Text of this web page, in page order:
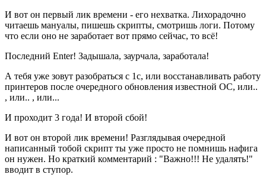
И вот он первый лик времени - его нехватка. Лихорадочно
читаешь мануалы, пишешь скрипты, смотришь логи. Потому
что если оно не заработает вот прямо сейчас, то всё!
Последний Enter! Задышала, заурчала, заработала!
А тебя уже зовут разобраться с 1с, или восстанавливать работу
принтеров после очередного обновления известной ОС, или..
, или.. , или...
И проходит 3 года! И второй сбой!
И вот он второй лик времени! Разглядывая очередной
написанный тобой скрипт ты уже просто не помнишь нафига
он нужен. Но краткий комментарий : "Важно!!! Не удалять!"
вводит в ступор.